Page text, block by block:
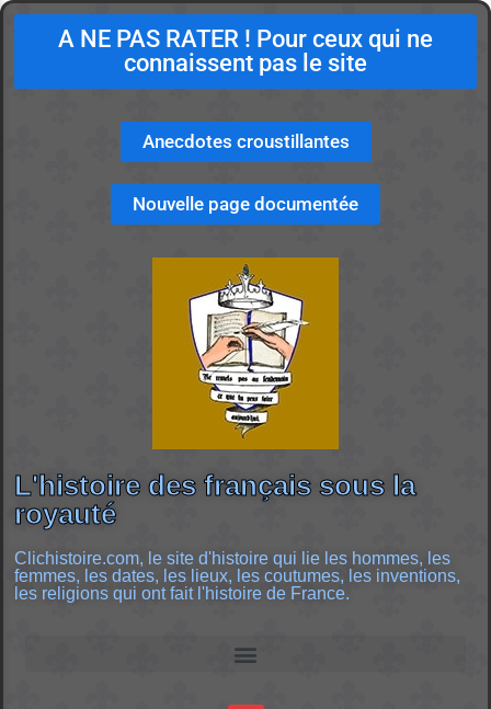
A NE PAS RATER ! Pour ceux qui ne
connaissent pas le site
Anecdotes croustillantes
Nouvelle page documentée
L'histoire des français sous la
royauté
Clichistoire.com, le site d'histoire qui lie les hommes, les
femmes, les dates, les lieux, les coutumes, les inventions,
les religions qui ont fait l'histoire de France.